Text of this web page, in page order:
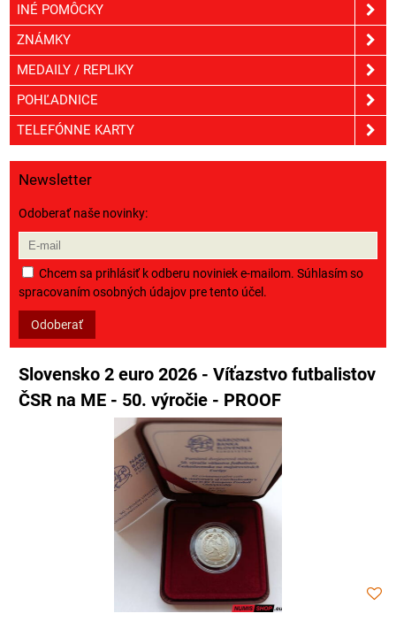
INÉ POMÔCKY
ZNÁMKY
MEDAILY / REPLIKY
POHĽADNICE
TELEFÓNNE KARTY
Newsletter
Odoberať naše novinky:
Chcem sa prihlásiť k odberu noviniek e-mailom. Súhlasím so
spracovaním osobných údajov pre tento účel.
Odoberať
Slovensko 2 euro 2026 - Víťazstvo futbalistov
ČSR na ME - 50. výročie - PROOF